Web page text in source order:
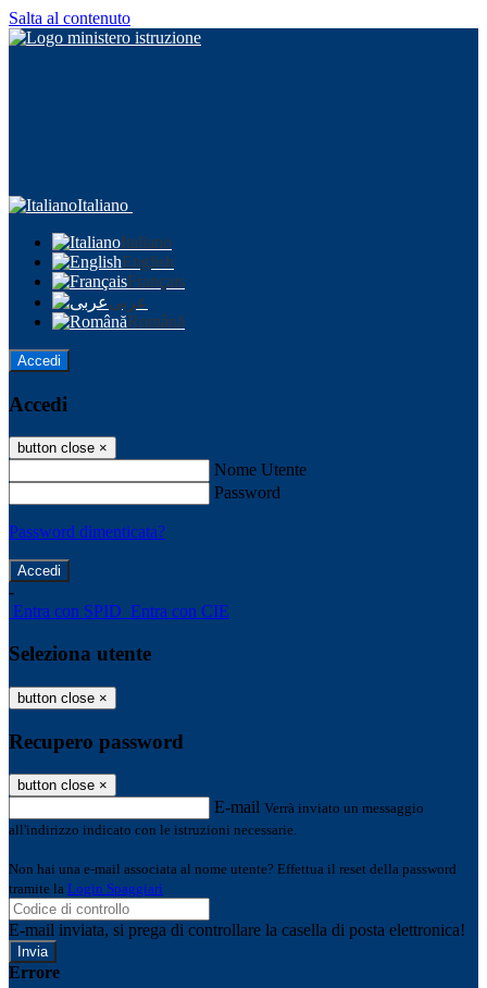
Salta al contenuto
Italiano
Italiano
English
Français
عربى
Română
Accedi
Accedi
button close ×
Nome Utente
Password
Password dimenticata?
-
Entra con SPID Entra con CIE
Seleziona utente
button close ×
Recupero password
button close ×
E-mail Verrà inviato un messaggio
all'indirizzo indicato con le istruzioni necessarie.
Non hai una e-mail associata al nome utente? Effettua il reset della password
tramite la Login Spaggiari
E-mail inviata, si prega di controllare la casella di posta elettronica!
Errore